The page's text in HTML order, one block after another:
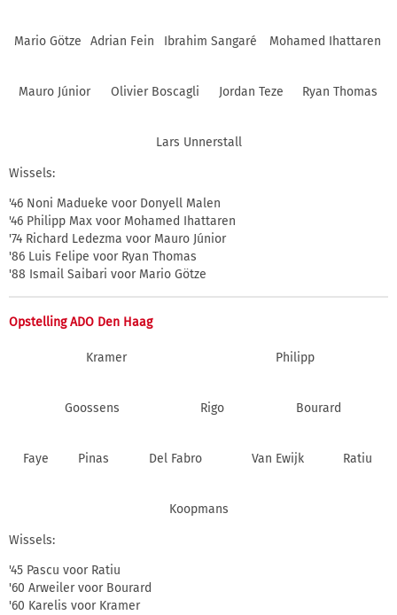
Mario Götze Adrian Fein Ibrahim Sangaré Mohamed Ihattaren
Mauro Júnior Olivier Boscagli Jordan Teze Ryan Thomas
Lars Unnerstall
Wissels:
'46 Noni Madueke voor Donyell Malen
'46 Philipp Max voor Mohamed Ihattaren
'74 Richard Ledezma voor Mauro Júnior
'86 Luis Felipe voor Ryan Thomas
'88 Ismail Saibari voor Mario Götze
Opstelling ADO Den Haag
Kramer Philipp
Goossens Rigo Bourard
Faye Pinas Del Fabro Van Ewijk Ratiu
Koopmans
Wissels:
'45 Pascu voor Ratiu
'60 Arweiler voor Bourard
'60 Karelis voor Kramer